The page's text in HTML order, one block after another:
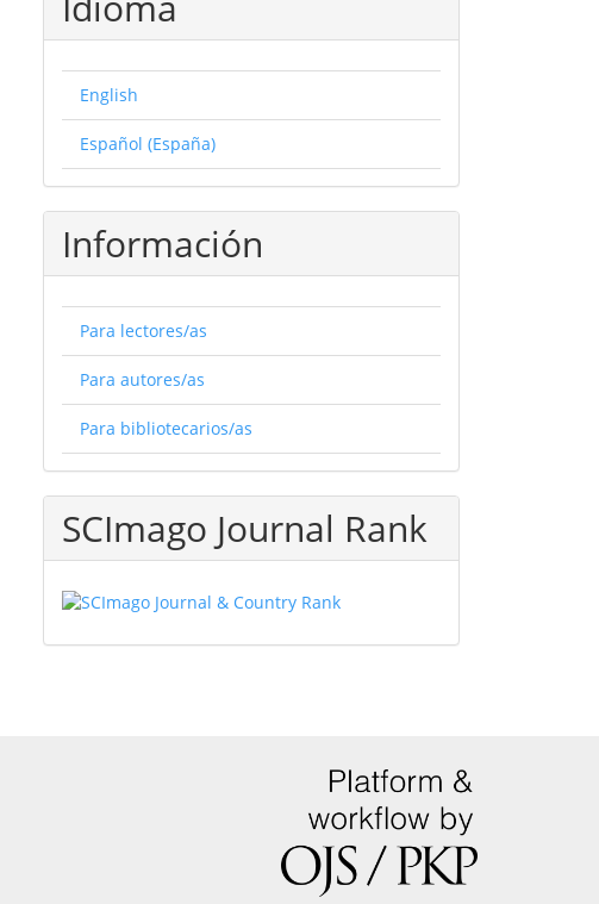
English
Español (España)
Información
Para lectores/as
Para autores/as
Para bibliotecarios/as
SCImago Journal Rank